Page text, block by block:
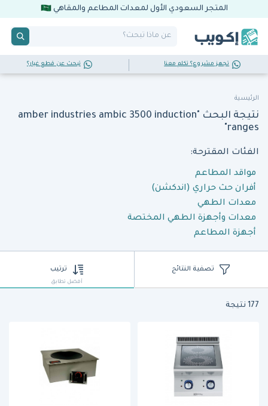
المتجر السعودي الأول لمعدات المطاعم والمقاهي
تجهز مشروع؟ تكلم معنا تبحث عن قطع غيار؟
الرئيسية
نتيجة البحث "amber industries ambic 3500 induction
ranges"
الفئات المقترحة:
مواقد المطاعم
أفران حث حراري (اندكشن)
معدات الطهي
معدات وأجهزة الطهي المختصة
أجهزة المطاعم
تصفية النتائج ترتيب
أفضل تطابق
177 نتيجة